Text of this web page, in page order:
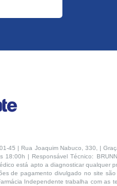
45 | Rua Joaquim Nabuco, 330, |
| Responsável Técnico:
está apto a diagnosticar qualquer
de pagamento divulgado no site
Independente trabalha com